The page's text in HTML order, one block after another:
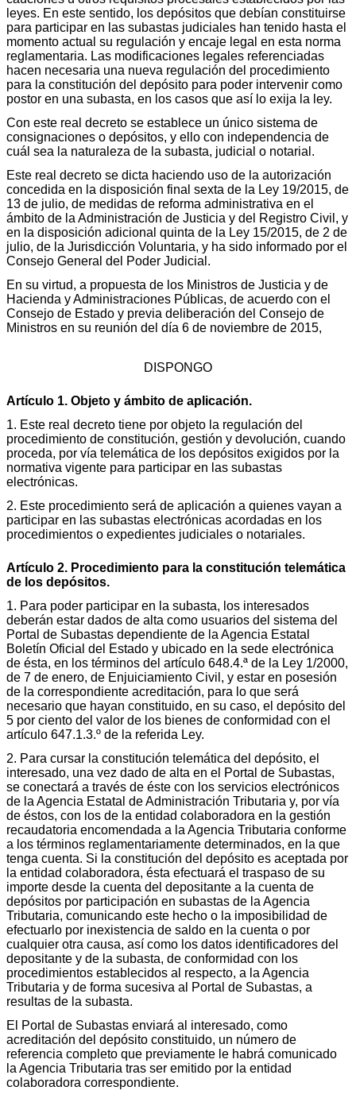
leyes. En este sentido, los depósitos que debían constituirse
para participar en las subastas judiciales han tenido hasta el
momento actual su regulación y encaje legal en esta norma
reglamentaria. Las modificaciones legales referenciadas
hacen necesaria una nueva regulación del procedimiento
para la constitución del depósito para poder intervenir como
postor en una subasta, en los casos que así lo exija la ley.
Con este real decreto se establece un único sistema de
consignaciones o depósitos, y ello con independencia de
cuál sea la naturaleza de la subasta, judicial o notarial.
Este real decreto se dicta haciendo uso de la autorización
concedida en la disposición final sexta de la Ley 19/2015, de
13 de julio, de medidas de reforma administrativa en el
ámbito de la Administración de Justicia y del Registro Civil, y
en la disposición adicional quinta de la Ley 15/2015, de 2 de
julio, de la Jurisdicción Voluntaria, y ha sido informado por el
Consejo General del Poder Judicial.
En su virtud, a propuesta de los Ministros de Justicia y de
Hacienda y Administraciones Públicas, de acuerdo con el
Consejo de Estado y previa deliberación del Consejo de
Ministros en su reunión del día 6 de noviembre de 2015,
DISPONGO
Artículo 1. Objeto y ámbito de aplicación.
1. Este real decreto tiene por objeto la regulación del
procedimiento de constitución, gestión y devolución, cuando
proceda, por vía telemática de los depósitos exigidos por la
normativa vigente para participar en las subastas
electrónicas.
2. Este procedimiento será de aplicación a quienes vayan a
participar en las subastas electrónicas acordadas en los
procedimientos o expedientes judiciales o notariales.
Artículo 2. Procedimiento para la constitución telemática
de los depósitos.
1. Para poder participar en la subasta, los interesados
deberán estar dados de alta como usuarios del sistema del
Portal de Subastas dependiente de la Agencia Estatal
Boletín Oficial del Estado y ubicado en la sede electrónica
de ésta, en los términos del artículo 648.4.ª de la Ley 1/2000,
de 7 de enero, de Enjuiciamiento Civil, y estar en posesión
de la correspondiente acreditación, para lo que será
necesario que hayan constituido, en su caso, el depósito del
5 por ciento del valor de los bienes de conformidad con el
artículo 647.1.3.º de la referida Ley.
2. Para cursar la constitución telemática del depósito, el
interesado, una vez dado de alta en el Portal de Subastas,
se conectará a través de éste con los servicios electrónicos
de la Agencia Estatal de Administración Tributaria y, por vía
de éstos, con los de la entidad colaboradora en la gestión
recaudatoria encomendada a la Agencia Tributaria conforme
a los términos reglamentariamente determinados, en la que
tenga cuenta. Si la constitución del depósito es aceptada por
la entidad colaboradora, ésta efectuará el traspaso de su
importe desde la cuenta del depositante a la cuenta de
depósitos por participación en subastas de la Agencia
Tributaria, comunicando este hecho o la imposibilidad de
efectuarlo por inexistencia de saldo en la cuenta o por
cualquier otra causa, así como los datos identificadores del
depositante y de la subasta, de conformidad con los
procedimientos establecidos al respecto, a la Agencia
Tributaria y de forma sucesiva al Portal de Subastas, a
resultas de la subasta.
El Portal de Subastas enviará al interesado, como
acreditación del depósito constituido, un número de
referencia completo que previamente le habrá comunicado
la Agencia Tributaria tras ser emitido por la entidad
colaboradora correspondiente.